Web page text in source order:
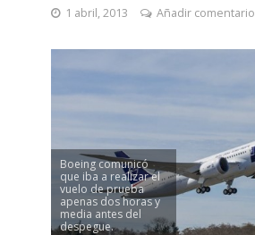
1 abril, 2013 Añadir comentario
Boeing comunicó
que iba a realizar el
vuelo de prueba
apenas dos horas y
media antes del
despegue.